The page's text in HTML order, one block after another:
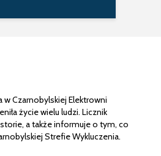
w Czarnobylskiej Elektrowni
życie wielu ludzi. Licznik
a także informuje o tym, co
Strefie Wykluczenia.